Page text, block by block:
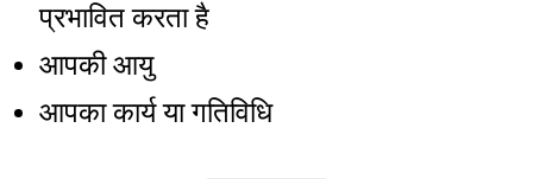
प्रभावित करता है
आपकी आयु
आपका कार्य या गतिविधि